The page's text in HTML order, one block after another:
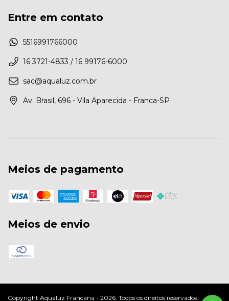
Entre em contato
5516991766000
16 3721-4833 / 16 99176-6000
sac@aqualuz.com.br
Av. Brasil, 696 - Vila Aparecida - Franca-SP
Meios de pagamento
Meios de envio
Copyright Aqualuz Francana - 2026. Todos os direitos reservados.